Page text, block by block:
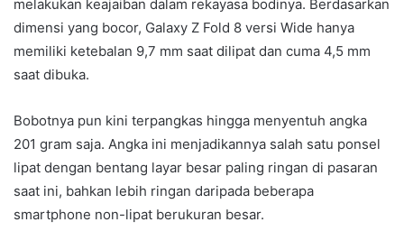
melakukan keajaiban dalam rekayasa bodinya. Berdasarkan
dimensi yang bocor, Galaxy Z Fold 8 versi Wide hanya
memiliki ketebalan 9,7 mm saat dilipat dan cuma 4,5 mm
saat dibuka.
Bobotnya pun kini terpangkas hingga menyentuh angka
201 gram saja. Angka ini menjadikannya salah satu ponsel
lipat dengan bentang layar besar paling ringan di pasaran
saat ini, bahkan lebih ringan daripada beberapa
smartphone non-lipat berukuran besar.